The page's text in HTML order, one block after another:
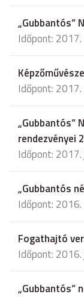
„Gubbantós”
Időpont:
Időpont:
„Gubbantós”
rendezvényei
Időpont: 2017.
„Gubbantós
Időpont:
Fogathajtó
Időpont: 2016.
„Gubbantós”